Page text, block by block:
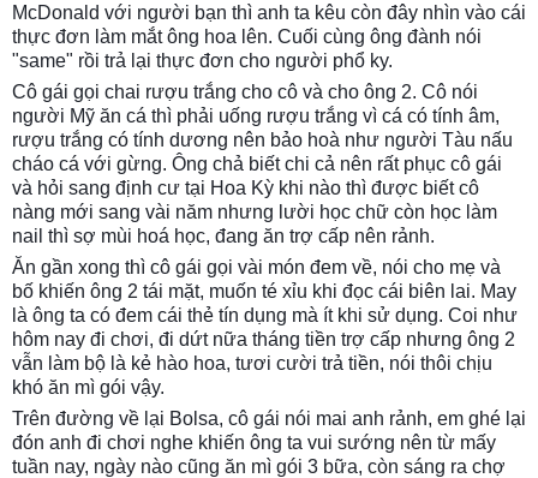
McDonald với người bạn thì anh ta kêu còn đây nhìn vào cái
thực đơn làm mắt ông hoa lên. Cuối cùng ông đành nói
"same" rồi trả lại thực đơn cho người phổ ky.
Cô gái gọi chai rượu trắng cho cô và cho ông 2. Cô nói
người Mỹ ăn cá thì phải uống rượu trắng vì cá có tính âm,
rượu trắng có tính dương nên bảo hoà như người Tàu nấu
cháo cá với gừng. Ông chả biết chi cả nên rất phục cô gái
và hỏi sang định cư tại Hoa Kỳ khi nào thì được biết cô
nàng mới sang vài năm nhưng lười học chữ còn học làm
nail thì sợ mùi hoá học, đang ăn trợ cấp nên rảnh.
Ăn gần xong thì cô gái gọi vài món đem về, nói cho mẹ và
bố khiến ông 2 tái mặt, muốn té xỉu khi đọc cái biên lai. May
là ông ta có đem cái thẻ tín dụng mà ít khi sử dụng. Coi như
hôm nay đi chơi, đi dứt nữa tháng tiền trợ cấp nhưng ông 2
vẫn làm bộ là kẻ hào hoa, tươi cười trả tiền, nói thôi chịu
khó ăn mì gói vậy.
Trên đường về lại Bolsa, cô gái nói mai anh rảnh, em ghé lại
đón anh đi chơi nghe khiến ông ta vui sướng nên từ mấy
tuần nay, ngày nào cũng ăn mì gói 3 bữa, còn sáng ra chợ